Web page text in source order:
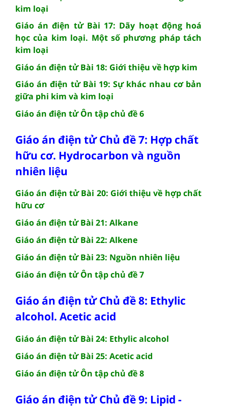
kim loại
Giáo án điện tử Bài 17: Dãy hoạt động hoá
học của kim loại. Một số phương pháp tách
kim loại
Giáo án điện tử Bài 18: Giới thiệu về hợp kim
Giáo án điện tử Bài 19: Sự khác nhau cơ bản
giữa phi kim và kim loại
Giáo án điện tử Ôn tập chủ đề 6
Giáo án điện tử Chủ đề 7: Hợp chất
hữu cơ. Hydrocarbon và nguồn
nhiên liệu
Giáo án điện tử Bài 20: Giới thiệu về hợp chất
hữu cơ
Giáo án điện tử Bài 21: Alkane
Giáo án điện tử Bài 22: Alkene
Giáo án điện tử Bài 23: Nguồn nhiên liệu
Giáo án điện tử Ôn tập chủ đề 7
Giáo án điện tử Chủ đề 8: Ethylic
alcohol. Acetic acid
Giáo án điện tử Bài 24: Ethylic alcohol
Giáo án điện tử Bài 25: Acetic acid
Giáo án điện tử Ôn tập chủ đề 8
Giáo án điện tử Chủ đề 9: Lipid -